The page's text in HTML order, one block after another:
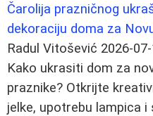
Čarolija prazničnog
dekoraciju doma za
Radul Vitošević 2026-
Kako ukrasiti dom za
praznike? Otkrijte
jelke, upotrebu lampica